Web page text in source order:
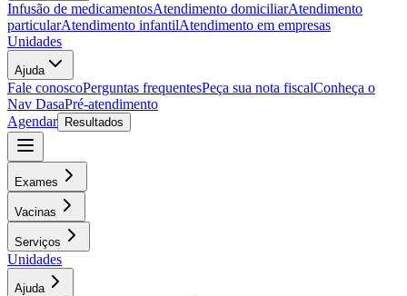
Infusão de medicamentosAtendimento domiciliarAtendimento
particularAtendimento infantilAtendimento em empresas
Unidades
Ajuda
Fale conoscoPerguntas frequentesPeça sua nota fiscalConheça o
Nav DasaPré-atendimento
Agendar
Resultados
Exames
Vacinas
Serviços
Unidades
Ajuda